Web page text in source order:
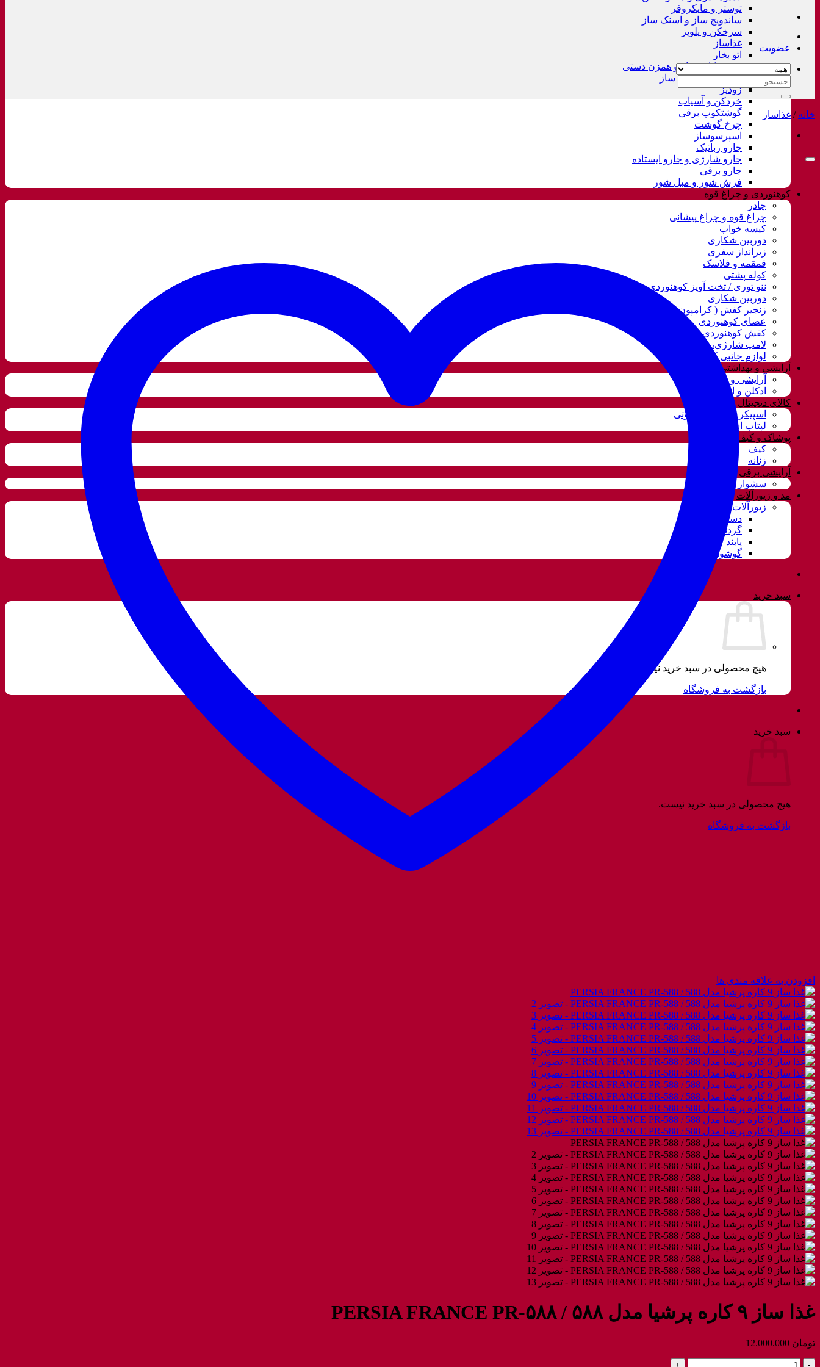
توستر و مایکروفر
ساندویچ ساز و اسنک ساز
سرخکن و پلوپز
غذاساز
اتو بخار
همزن کاسه دار و همزن دستی
چای ساز و قهوه ساز
زودپز
خردکن و آسیاب
گوشتکوب برقی
چرخ گوشت
اسپرسوساز
جارو رباتیک
جارو شارژی و جارو ایستاده
جارو برقی
فرش شور و مبل شور
کوهنوردی و چراغ قوه
چادر
چراغ قوه و چراغ پیشانی
کیسه خواب
دوربین شکاری
زیرانداز سفری
قمقمه و فلاسک
کوله پشتی
ننو توری / تخت آویز کوهنوردی مسافرتی
دوربین شکاری
زنجیر کفش ( کرامپون )
عصای کوهنوردی
کفش کوهنوردی
لامپ شارژی، نور و روشنایی
لوازم جانبی کوهنوردی
آرایشی و بهداشتی
آرایشی و بهداشتی
ادکلن و اسپری
کالای دیجیتال
اسپیکر و سیستم صوتی
لپتاب استوک
پوشاک و کیف
کیف
زنانه
آرایشی برقی
سشوار
مد و زیورآلات
زیورآلات و بدلیجات
دستبند
گردنبند و ست
پابند
گوشواره
سبد خرید
هیچ محصولی در سبد خرید نیست.
بازگشت به فروشگاه
سبد خرید
هیچ محصولی در سبد خرید نیست.
بازگشت به فروشگاه
عضویت
جستجو
خانه / غذاساز
افزودن به علاقه مندی ها
غذا ساز ۹ کاره پرشیا مدل ۵۸۸ / PERSIA FRANCE PR-۵۸۸
تومان
غذا